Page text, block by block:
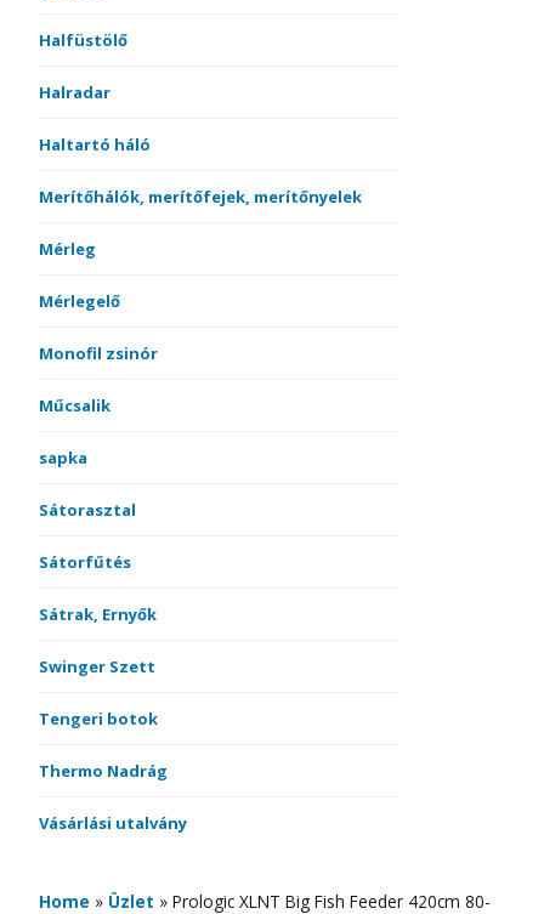
Halfüstölő
Halradar
Haltartó háló
Merítőhálók, merítőfejek, merítőnyelek
Mérleg
Mérlegelő
Monofil zsinór
Műcsalik
sapka
Sátorasztal
Sátorfűtés
Sátrak, Ernyők
Swinger Szett
Tengeri botok
Thermo Nadrág
Vásárlási utalvány
Home » Üzlet » Prologic XLNT Big Fish Feeder 420cm 80-